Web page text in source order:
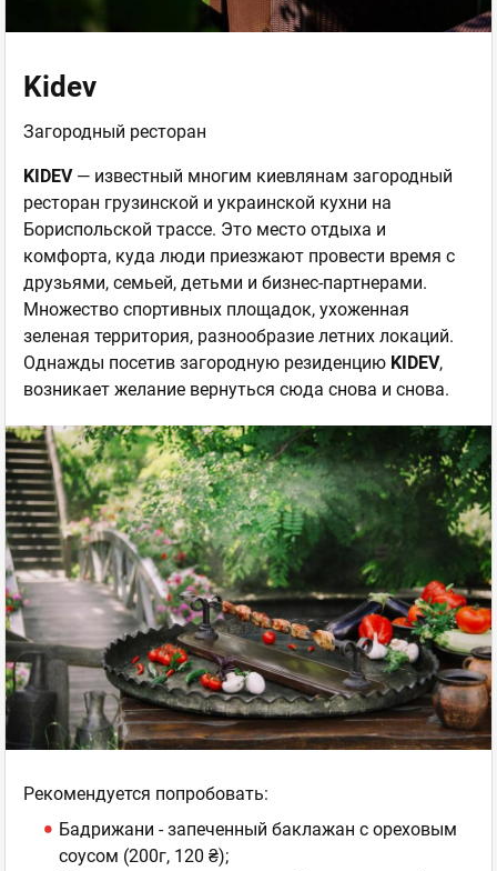
Kidev
Загородный ресторан
KIDEV— известный многим киевлянам загородный
ресторан грузинской и украинской кухни на
Бориспольской трассе. Это место отдыха и
комфорта, куда люди приезжают провести время с
друзьями, семьей, детьми и бизнес-партнерами.
Множество спортивных площадок, ухоженная
зеленая территория, разнообразие летних локаций.
Однажды посетив загородную резиденцию KIDEV,
возникает желание вернуться сюда снова и снова.
Рекомендуется попробовать:
Бадрижани - запеченный баклажан с ореховым
соусом (200г, 120 ₴);